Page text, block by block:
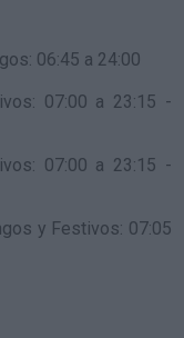
06:45 a 24:00
07:00 a 23:15 -
07:00 a 23:15 -
y Festivos: 07:05